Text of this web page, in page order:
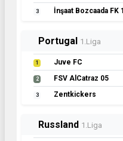
3 İnşaat Bozcaada FK
Portugal 1.Liga
1 Juve FC
2 FSV AlCatraz 05
3 Zentkickers
Russland 1.Liga